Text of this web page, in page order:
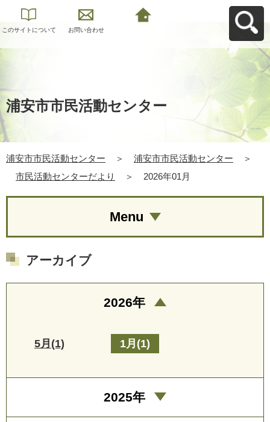
このサイトについて お問い合わせ
浦安市市民活動センター
浦安市市民活動センター ＞ 浦安市市民活動センター
＞
市民活動センターだより
＞ 2026年01月
Menu
アーカイブ
2026年
5月(1) 1月(1)
2025年